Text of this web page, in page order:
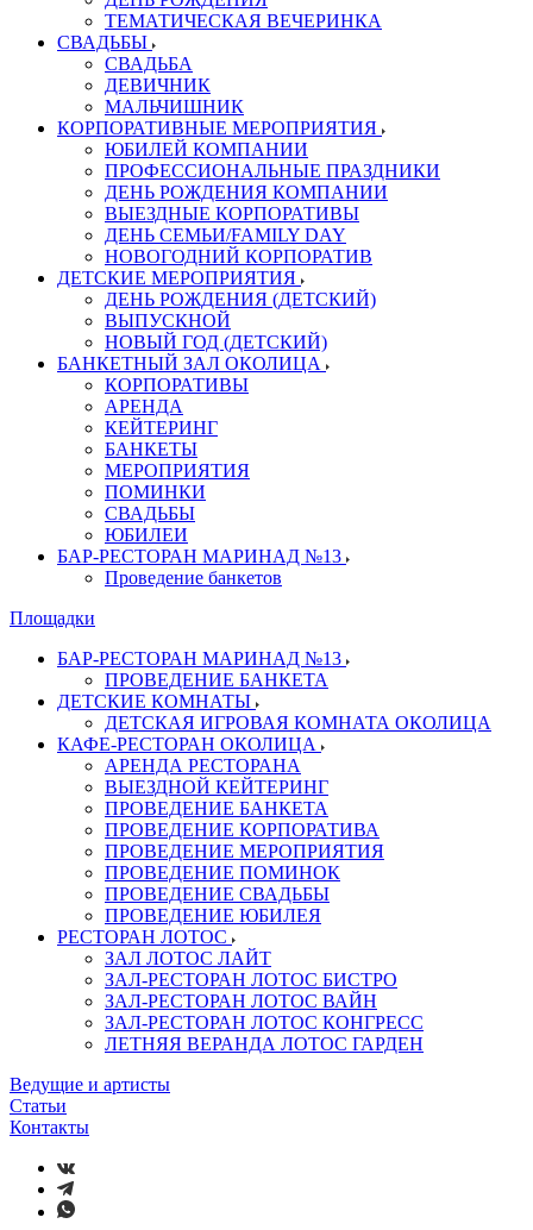
ТЕМАТИЧЕСКАЯ ВЕЧЕРИНКА
СВАДЬБЫ
СВАДЬБА
ДЕВИЧНИК
МАЛЬЧИШНИК
КОРПОРАТИВНЫЕ МЕРОПРИЯТИЯ
ЮБИЛЕЙ КОМПАНИИ
ПРОФЕССИОНАЛЬНЫЕ ПРАЗДНИКИ
ДЕНЬ РОЖДЕНИЯ КОМПАНИИ
ВЫЕЗДНЫЕ КОРПОРАТИВЫ
ДЕНЬ СЕМЬИ/FAMILY DAY
НОВОГОДНИЙ КОРПОРАТИВ
ДЕТСКИЕ МЕРОПРИЯТИЯ
ДЕНЬ РОЖДЕНИЯ (ДЕТСКИЙ)
ВЫПУСКНОЙ
НОВЫЙ ГОД (ДЕТСКИЙ)
БАНКЕТНЫЙ ЗАЛ ОКОЛИЦА
КОРПОРАТИВЫ
АРЕНДА
КЕЙТЕРИНГ
БАНКЕТЫ
МЕРОПРИЯТИЯ
ПОМИНКИ
СВАДЬБЫ
ЮБИЛЕИ
БАР-РЕСТОРАН МАРИНАД №13
Проведение банкетов
Площадки
БАР-РЕСТОРАН МАРИНАД №13
ПРОВЕДЕНИЕ БАНКЕТА
ДЕТСКИЕ КОМНАТЫ
ДЕТСКАЯ ИГРОВАЯ КОМНАТА ОКОЛИЦА
КАФЕ-РЕСТОРАН ОКОЛИЦА
АРЕНДА РЕСТОРАНА
ВЫЕЗДНОЙ КЕЙТЕРИНГ
ПРОВЕДЕНИЕ БАНКЕТА
ПРОВЕДЕНИЕ КОРПОРАТИВА
ПРОВЕДЕНИЕ МЕРОПРИЯТИЯ
ПРОВЕДЕНИЕ ПОМИНОК
ПРОВЕДЕНИЕ СВАДЬБЫ
ПРОВЕДЕНИЕ ЮБИЛЕЯ
РЕСТОРАН ЛОТОС
ЗАЛ ЛОТОС ЛАЙТ
ЗАЛ-РЕСТОРАН ЛОТОС БИСТРО
ЗАЛ-РЕСТОРАН ЛОТОС ВАЙН
ЗАЛ-РЕСТОРАН ЛОТОС КОНГРЕСС
ЛЕТНЯЯ ВЕРАНДА ЛОТОС ГАРДЕН
Ведущие и артисты
Статьи
Контакты